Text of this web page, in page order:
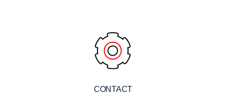
CONTACT